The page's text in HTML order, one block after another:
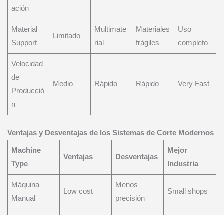
ación
Material
Support
Limitado
Multimate
rial
Materiales
frágiles
Uso
completo
Velocidad
de
Producció
n
Medio Rápido Rápido Very Fast
Ventajas y Desventajas de los Sistemas de Corte Modernos
Machine
Type
Ventajas Desventajas
Mejor
Industria
Máquina
Manual
Low cost
Menos
precisión
Small shops